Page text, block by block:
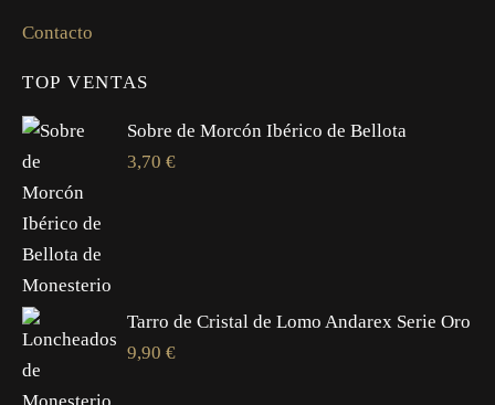
Contacto
TOP VENTAS
Sobre de Morcón Ibérico de Bellota
3,70 €
Tarro de Cristal de Lomo Andarex Serie Oro
9,90 €